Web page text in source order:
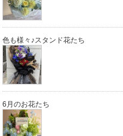
色も様々♪スタンド花たち
6月のお花たち